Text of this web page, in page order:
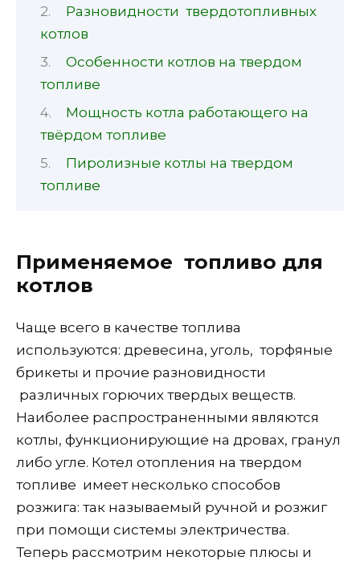
Разновидности твердотопливных
котлов
Особенности котлов на твердом
топливе
Мощность котла работающего на
твёрдом топливе
Пиролизные котлы на твердом
топливе
Применяемое топливо для
котлов
Чаще всего в качестве топлива
используются: древесина, уголь, торфяные
брикеты и прочие разновидности
различных горючих твердых веществ.
Наиболее распространенными являются
котлы, функционирующие на дровах, гранул
либо угле. Котел отопления на твердом
топливе имеет несколько способов
розжига: так называемый ручной и розжиг
при помощи системы электричества.
Теперь рассмотрим некоторые плюсы и